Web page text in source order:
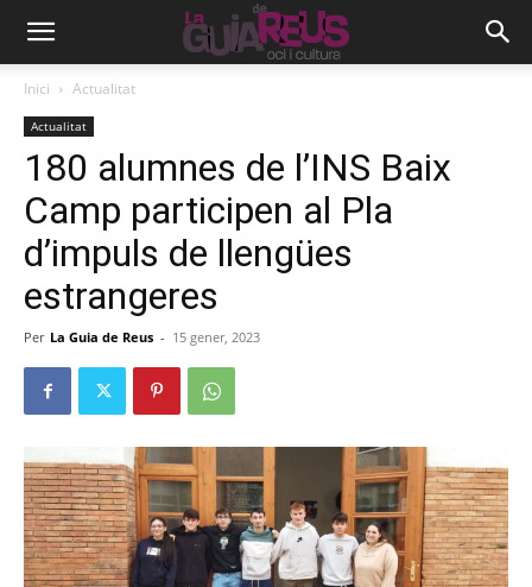
Inici Actualitat
Actualitat
180 alumnes de l’INS Baix
Camp participen al Pla
d’impuls de llengües
estrangeres
Per La Guia de Reus - 15 gener, 2023